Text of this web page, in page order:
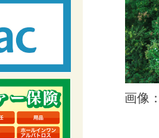
画像